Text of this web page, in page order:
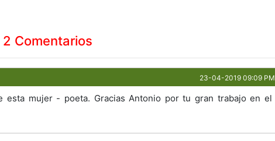
2 Comentarios
23-04-2019 09:09 PM
esta mujer - poeta. Gracias Antonio por tu gran trabajo en el